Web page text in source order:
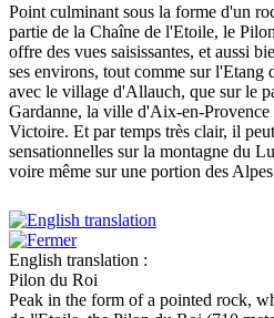
Point culminant sous la forme d'un
partie de la Chaîne de l'Etoile, le
offre des vues saisissantes, et aussi
ses environs, tout comme sur l'Etang
avec le village d'Allauch, que sur le
Gardanne, la ville d'Aix-en-Provence
Victoire. Et par temps très clair, il
sensationnelles sur la montagne du
voire même sur une portion des
English translation :
Pilon du Roi
Peak in the form of a pointed rock,